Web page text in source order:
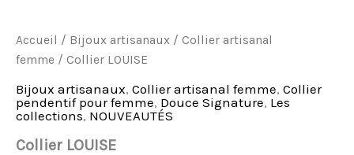
Accueil / Bijoux artisanaux / Collier artisanal
femme / Collier LOUISE
Bijoux artisanaux, Collier artisanal femme, Collier
pendentif pour femme, Douce Signature, Les
collections, NOUVEAUTÉS
Collier LOUISE